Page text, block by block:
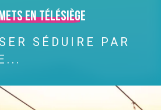
en télésiège
SÉDUIRE PAR